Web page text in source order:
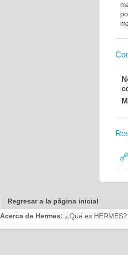
Regresar a la página inicial
Acerca de Hermes: ¿Qué es HERMES?